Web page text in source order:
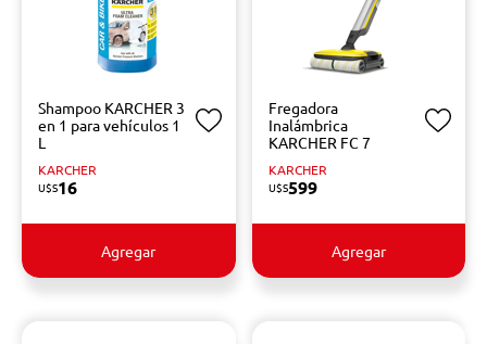
Shampoo KARCHER 3
en 1 para vehículos 1
L
KARCHER
U$S16
Agregar
Fregadora
Inalámbrica
KARCHER FC 7
KARCHER
U$S599
Agregar